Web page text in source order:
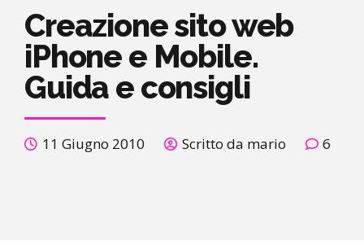
Creazione sito web
iPhone e Mobile.
Guida e consigli
11 Giugno 2010 Scritto da mario 6